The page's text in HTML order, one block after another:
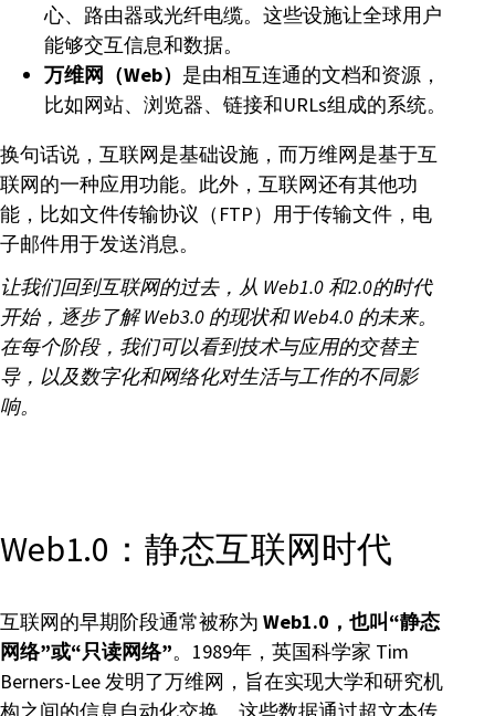
心、路由器或光纤电缆。这些设施让全球用户
能够交互信息和数据。
万维网（Web） 是由相互连通的文档和资源，
比如网站、浏览器、链接和URLs组成的系统。
换句话说，互联网是基础设施，而万维网是基于互
联网的一种应用功能。此外，互联网还有其他功
能，比如文件传输协议（FTP）用于传输文件，电
子邮件用于发送消息。
让我们回到互联网的过去，从 Web1.0 和2.0的时代
开始，逐步了解 Web3.0 的现状和 Web4.0 的未来。
在每个阶段，我们可以看到技术与应用的交替主
导，以及数字化和网络化对生活与工作的不同影
响。
Web1.0：静态互联网时代
互联网的早期阶段通常被称为 Web1.0，也叫“静态
网络”或“只读网络”。1989年，英国科学家 Tim
Berners-Lee 发明了万维网，旨在实现大学和研究机